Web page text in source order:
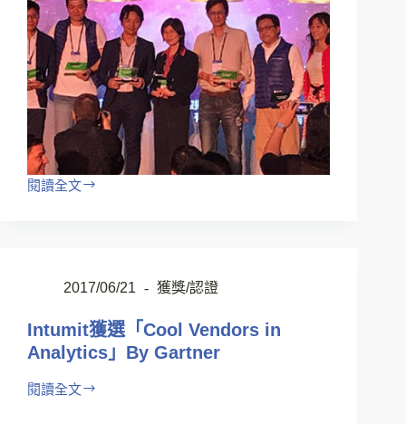
閱讀全文
2017/06/21 獲獎/認證
Intumit獲選「Cool Vendors in
Analytics」By Gartner
閱讀全文